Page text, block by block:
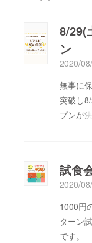
8/29(
ン
2020/
無事に
突破し
プンが
ご予約
ンディ
連絡さ
残り7
た。ど
試食
2020/
1000円
ターン
です。